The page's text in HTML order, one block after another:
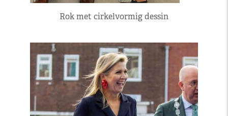
Rok met cirkelvormig dessin